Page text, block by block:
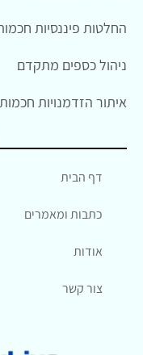
החלטות פיננסיות
ניהול כספים מתקדם
איתור הזדמנויות חכמות
דף הבית
כתבות ומאמרים
אודות
צור קשר